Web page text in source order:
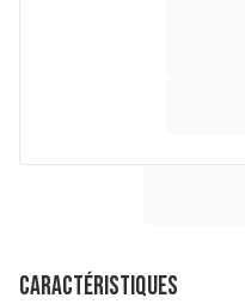
Caractéristiques